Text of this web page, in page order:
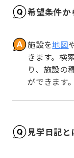
希望条件か
施設を地図
きます。検
り、施設の
ができます。
見学日記と